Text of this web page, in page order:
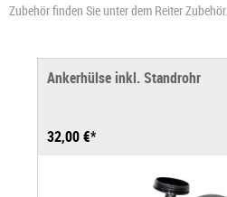
Zubehör finden Sie unter dem Reiter Zubehör.
Ankerhülse inkl. Standrohr
32,00 €*